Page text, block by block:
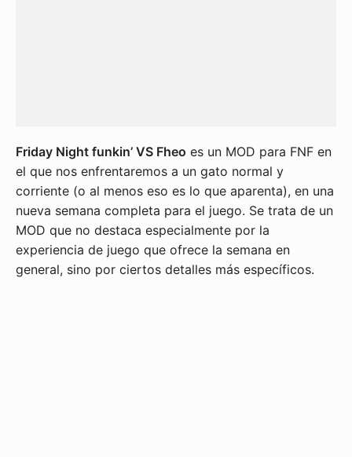
Friday Night funkin’ VS Fheo es un MOD para FNF en
el que nos enfrentaremos a un gato normal y
corriente (o al menos eso es lo que aparenta), en una
nueva semana completa para el juego. Se trata de un
MOD que no destaca especialmente por la
experiencia de juego que ofrece la semana en
general, sino por ciertos detalles más específicos.